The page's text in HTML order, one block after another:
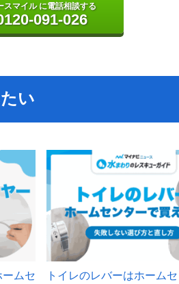
スマイル に電話相談する
091-026
い
ムセ
トイレのレバーはホーム